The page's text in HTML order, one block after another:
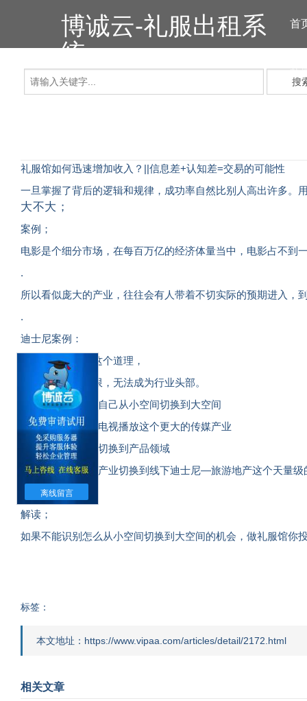
离线留言
博诚云-礼服出租系
统
首
礼
搜
礼服馆如何迅速增加收入？||信息差+认知差=交易的可能性
一旦掌握了背后的逻辑和规律，成功率自然比别人高出许多。
大不大；
案例；
电影是个细分市场，在每百万亿的经济体量当中，电影占不到
.
所以看似庞大的产业，往往会有人带着不切实际的预期进入
.
迪士尼案例：
迪士尼非常明白这个道理，
因为产业空间有限，无法成为行业头部。
1、迪士尼开始把自己从小空间切换到大空间
2、从电影切换到电视播放这个更大的传媒产业
3、又从传媒产业切换到产品领域
4、紧接着从产品产业切换到线下迪士尼—旅游地产这个天量级
解读；
如果不能识别怎么从小空间切换到大空间的机会，做礼服馆你
标签：
本文地址：https://www.vipaa.com/articles/detail/2172.html
相关文章